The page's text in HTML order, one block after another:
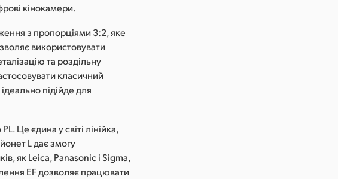
кінокамери.
з пропорціями 3:2, яке
використовувати
та роздільну
класичний
підійде для
Це єдина у світі лінійка,
L дає змогу
як Leica, Panasonic і Sigma,
EF дозволяє працювати